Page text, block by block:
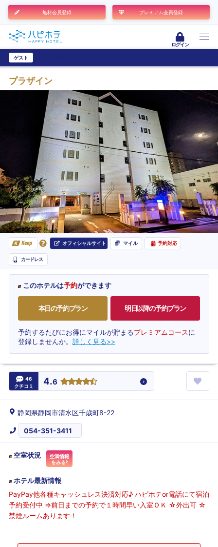
無料会員登録 プレミアム会員登録
ログイン
ゲスト
プラザイン
Keep オフィシャルサイト マイル 予約対応
カードレス
このホテルは予約ができます
本日の予約プラン 明日以降の予約プラン
予約するたびにお得にマイルが貯まるプレミアムコースに
登録しませんか。 詳しく見る>>
46
クチコミ
4.6
静岡県静岡市清水区千歳町8-22
054-351-3411
空室状況
空満情報
をみる
ホテル最新情報
PayPay他各種キャッシュレス決済対応♪ ハピホテor電話にて宿泊
予約受付中 ⇒前日までの予約で１時間早い入室ＯＫ ☆外出可 ☆
禁煙ルームあります！